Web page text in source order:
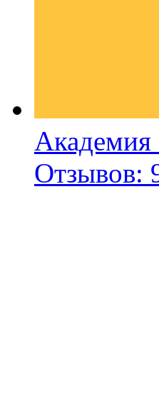
Академия
Отзывов: